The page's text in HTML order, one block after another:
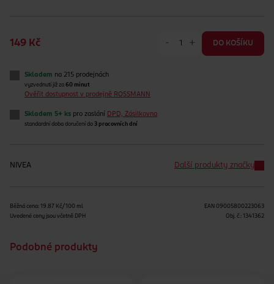
149 Kč - + DO KOŠÍKU
Skladem na 215 prodejnách
vyzvednutí již za 60 minut
Ověřit dostupnost v prodejně ROSSMANN
Skladem 5+ ks pro zaslání DPD, Zásilkovna
standardní doba doručení do 3 pracovních dní
NIVEA Další produkty značky
Běžná cena: 19.87 Kč/100 ml
Uvedené ceny jsou včetně DPH
EAN 09005800223063
Obj. č.: 1341362
Podobné produkty